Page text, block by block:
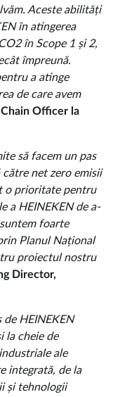
Aceste abilități
în atingerea
în Scope 1 și 2,
împreună.
a atinge
de care avem
Officer la
să facem un pas
net zero emisii
o prioritate pentru
a HEINEKEN de a-
foarte
Planul Național
proiectul nostru
Director,
HEINEKEN
la cheie de
ale
integrată, de la
și tehnologii